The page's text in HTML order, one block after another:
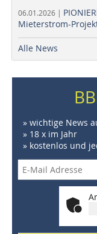
06.01.2026 |
Mieterstrom-
Alle News
» wichtige News
» 18 x im Jahr
» kostenlos und